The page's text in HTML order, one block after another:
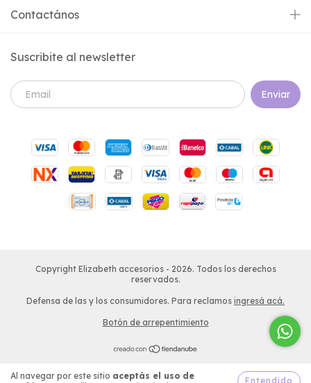
Al navegar por este sitio aceptás el uso de
Entendido
Contactános
Suscribite al newsletter
Copyright Elizabeth accesorios - 2026. Todos los derechos
reservados.
Defensa de las y los consumidores. Para reclamos ingresá acá.
Botón de arrepentimiento